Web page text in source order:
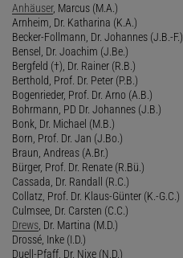
Anhäuser, Marcus (M.A.)
Arnheim, Dr. Katharina (K.A.)
Becker-Follmann, Dr. Johannes (J.B.-F.)
Bensel, Dr. Joachim (J.Be.)
Bergfeld (†), Dr. Rainer (R.B.)
Berthold, Prof. Dr. Peter (P.B.)
Bogenrieder, Prof. Dr. Arno (A.B.)
Bohrmann, PD Dr. Johannes (J.B.)
Bonk, Dr. Michael (M.B.)
Born, Prof. Dr. Jan (J.Bo.)
Braun, Andreas (A.Br.)
Bürger, Prof. Dr. Renate (R.Bü.)
Cassada, Dr. Randall (R.C.)
Collatz, Prof. Dr. Klaus-Günter (K.-G.C.)
Culmsee, Dr. Carsten (C.C.)
Drews , Dr. Martina (M.D.)
Drossé, Inke (I.D.)
Duell-Pfaff, Dr. Nixe (N.D.)